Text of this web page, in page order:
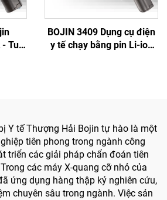
- Tua
BOJIN 3409 Dụng cụ điện
y tế chạy bằng pin Li-ion
Y tế Thượng Hải Bojin tự hào là một
tiên phong trong ngành công
triển các giải pháp chẩn đoán tiên
các máy X-quang cỡ nhỏ của
ứng dụng hàng thập kỷ nghiên cứu,
chuyên sâu trong ngành. Việc sản